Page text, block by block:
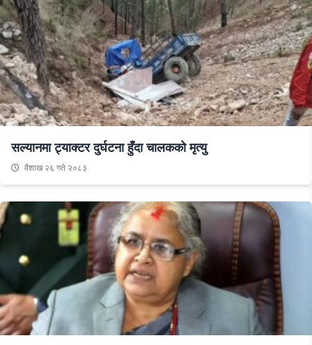
सल्यानमा ट्याक्टर दुर्घटना हुँदा चालकको मृत्यु
वैशाख २६ गते २०८३